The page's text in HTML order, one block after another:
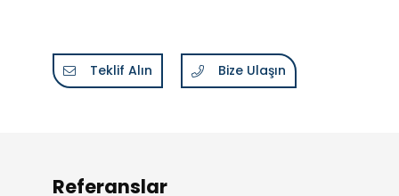
Teklif Alın Bize Ulaşın
Referanslar